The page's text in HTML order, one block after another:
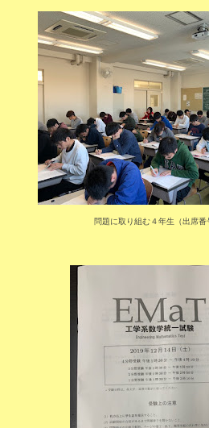
問題に取り組む４年生（出席番